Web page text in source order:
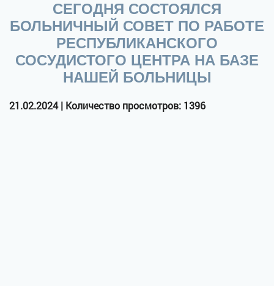
СЕГОДНЯ СОСТОЯЛСЯ
БОЛЬНИЧНЫЙ СОВЕТ ПО РАБОТЕ
РЕСПУБЛИКАНСКОГО
СОСУДИСТОГО ЦЕНТРА НА БАЗЕ
НАШЕЙ БОЛЬНИЦЫ
21.02.2024 | Количество просмотров: 1396